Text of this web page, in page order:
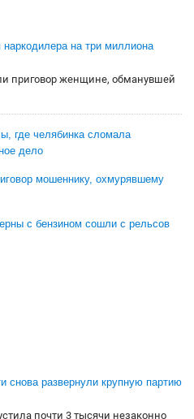
на три миллиона
приговор женщине, обманувшей
где челябинка сломала
дело
мошеннику, охмурявшему
с бензином сошли с рельсов
снова развернули крупную партию
почти 3 тысячи незаконно